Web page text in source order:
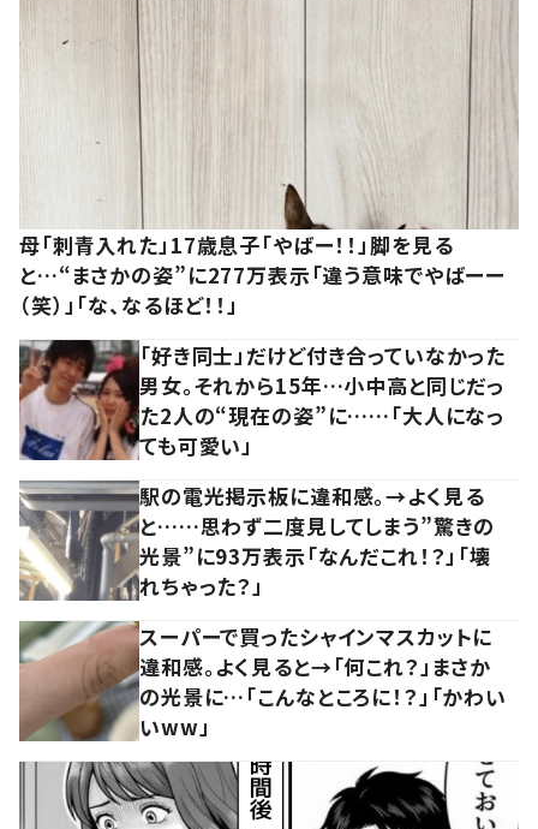
母「刺青入れた」17歳息子「やばー！！」脚を見る
と…“まさかの姿”に277万表示「違う意味でやばーー
（笑）」「な、なるほど！！」
「好き同士」だけど付き合っていなかった
男女。それから15年…小中高と同じだっ
た2人の“現在の姿”に……「大人になっ
ても可愛い」
駅の電光掲示板に違和感。→よく見る
と……思わず二度見してしまう”驚きの
光景”に93万表示「なんだこれ！？」「壊
れちゃった？」
スーパーで買ったシャインマスカットに
違和感。よく見ると→「何これ？」まさか
の光景に…「こんなところに！？」「かわい
いww」